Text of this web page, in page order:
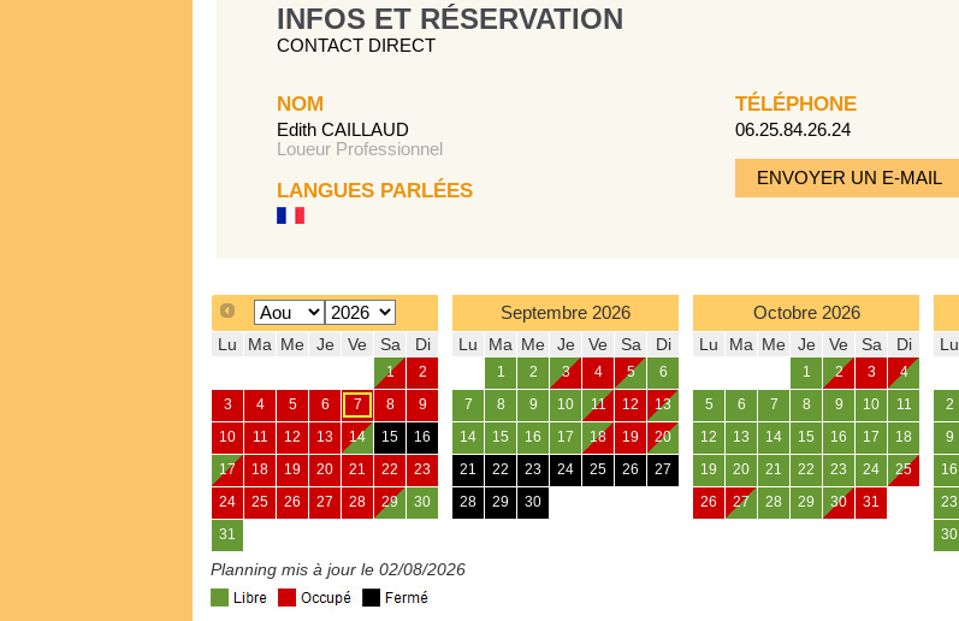
INFOS ET RÉSERVATION
CONTACT DIRECT
NOM
Edith CAILLAUD
Loueur Professionnel
LANGUES PARLÉES
TÉLÉPHONE
06.25.84.26.24
ENVOYER UN E-MAIL
Lu Ma Me Je Ve Sa Di
1 2
3 4 5 6 7 8 9
10 11 12 13 14 15 16
17 18 19 20 21 22 23
24 25 26 27 28 29 30
31
Septembre 2026
Lu Ma Me Je Ve Sa Di
1 2 3 4 5 6
7 8 9 10 11 12 13
14 15 16 17 18 19 20
21 22 23 24 25 26 27
28 29 30
Octobre 2026
Lu Ma Me Je Ve Sa Di
1 2 3 4
5 6 7 8 9 10 11
12 13 14 15 16 17 18
19 20 21 22 23 24 25
26 27 28 29 30 31
Lu
2
9
16
23
30
Planning mis à jour le 02/08/2026